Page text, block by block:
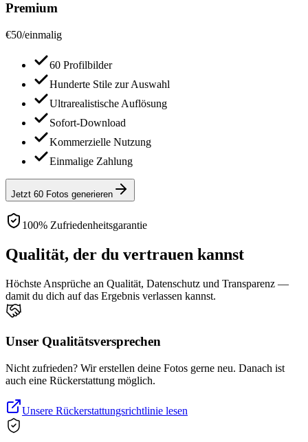
Premium
€50/einmalig
60 Profilbilder
Hunderte Stile zur Auswahl
Ultrarealistische Auflösung
Sofort-Download
Kommerzielle Nutzung
Einmalige Zahlung
Jetzt 60 Fotos generieren
100% Zufriedenheitsgarantie
Qualität, der du vertrauen kannst
Höchste Ansprüche an Qualität, Datenschutz und Transparenz —
damit du dich auf das Ergebnis verlassen kannst.
Unser Qualitätsversprechen
Nicht zufrieden? Wir erstellen deine Fotos gerne neu. Danach ist
auch eine Rückerstattung möglich.
Unsere Rückerstattungsrichtlinie lesen